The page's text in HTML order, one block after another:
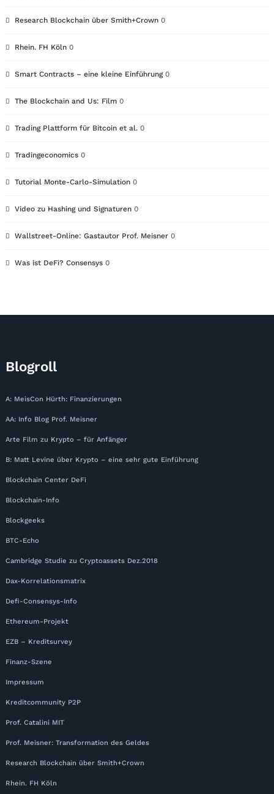
Research Blockchain über Smith+Crown 0
Rhein. FH Köln 0
Smart Contracts – eine kleine Einführung0
The Blockchain and Us: Film 0
Trading Plattform für Bitcoin et al. 0
Tradingeconomics 0
Tutorial Monte-Carlo-Simulation 0
Video zu Hashing und Signaturen 0
Wallstreet-Online: Gastautor Prof. Meisner 0
Was ist DeFi? Consensys 0
Blogroll
A: MeisCon Hürth: Finanzierungen
AA: Info Blog Prof. Meisner
Arte Film zu Krypto – für Anfänger
B: Matt Levine über Krypto – eine sehr gute Einführung
Blockchain Center DeFi
Blockchain-Info
Blockgeeks
BTC-Echo
Cambridge Studie zu Cryptoassets Dez.2018
Dax-Korrelationsmatrix
Defi-Consensys-Info
Ethereum-Projekt
EZB – Kreditsurvey
Finanz-Szene
Impressum
Kreditcommunity P2P
Prof. Catalini MIT
Prof. Meisner: Transformation des Geldes
Research Blockchain über Smith+Crown
Rhein. FH Köln